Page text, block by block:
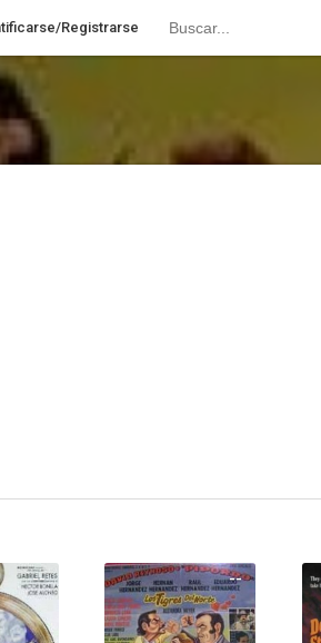
Registrarse
-- --